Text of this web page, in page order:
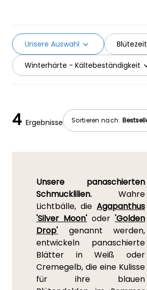
Blütezeit
Winterhärte - Kältebeständigkeit
Unsere Auswahl
Sortieren nach:
4 Ergebnisse
Unsere panaschierten
Schmucklilien. Wahre
Lichtbälle, die Agapanthus
'Silver Moon' oder 'Golden
Drop' genannt werden,
entwickeln panaschierte
Blätter in Weiß oder
Cremegelb, die eine Kulisse
für ihre blauen